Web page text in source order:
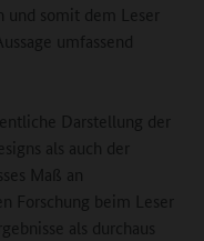
somit dem Leser
umfassend
Darstellung der
als auch der
Maß an
Forschung beim Leser
als durchaus